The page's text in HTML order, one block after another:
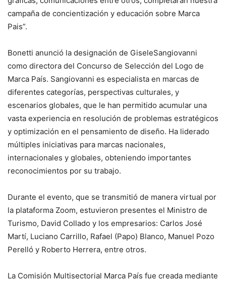
campaña de concientización y educación sobre Marca
Pais”.
Bonetti anunció la designación de GiseleSangiovanni
como directora del Concurso de Selección del Logo de
Marca País. Sangiovanni es especialista en marcas de
diferentes categorías, perspectivas culturales, y
escenarios globales, que le han permitido acumular una
vasta experiencia en resolución de problemas estratégicos
y optimización en el pensamiento de diseño. Ha liderado
múltiples iniciativas para marcas nacionales,
internacionales y globales, obteniendo importantes
reconocimientos por su trabajo.
Durante el evento, que se transmitió de manera virtual por
la plataforma Zoom, estuvieron presentes el Ministro de
Turismo, David Collado y los empresarios: Carlos José
Martí, Luciano Carrillo, Rafael (Papo) Blanco, Manuel Pozo
Perelló y Roberto Herrera, entre otros.
La Comisión Multisectorial Marca País fue creada mediante